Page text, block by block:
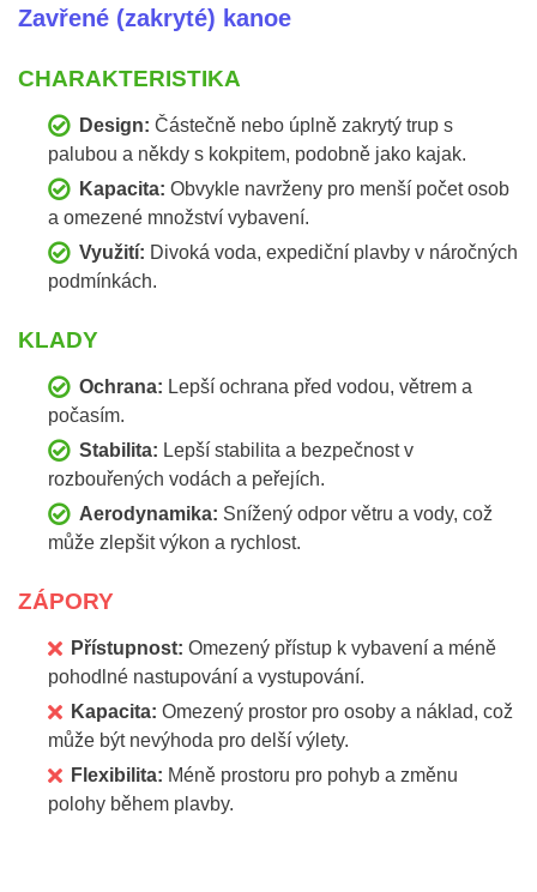
Zavřené (zakryté) kanoe
CHARAKTERISTIKA
Design: Částečně nebo úplně zakrytý trup s
palubou a někdy s kokpitem, podobně jako kajak.
Kapacita: Obvykle navrženy pro menší počet osob
a omezené množství vybavení.
Využití: Divoká voda, expediční plavby v náročných
podmínkách.
KLADY
Ochrana: Lepší ochrana před vodou, větrem a
počasím.
Stabilita: Lepší stabilita a bezpečnost v
rozbouřených vodách a peřejích.
Aerodynamika: Snížený odpor větru a vody, což
může zlepšit výkon a rychlost.
ZÁPORY
Přístupnost: Omezený přístup k vybavení a méně
pohodlné nastupování a vystupování.
Kapacita: Omezený prostor pro osoby a náklad, což
může být nevýhoda pro delší výlety.
Flexibilita: Méně prostoru pro pohyb a změnu
polohy během plavby.